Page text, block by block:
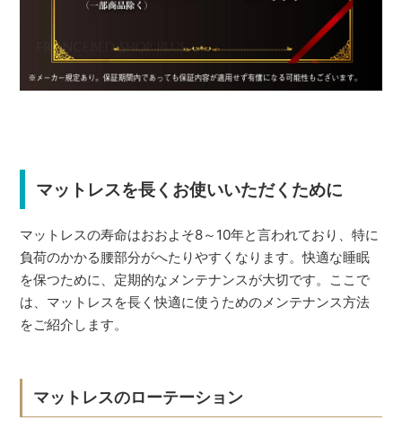
マットレスを長くお使いいただくために
マットレスの寿命はおおよそ8～10年と言われており、特に
負荷のかかる腰部分がへたりやすくなります。快適な睡眠
を保つために、定期的なメンテナンスが大切です。ここで
は、マットレスを長く快適に使うためのメンテナンス方法
をご紹介します。
マットレスのローテーション